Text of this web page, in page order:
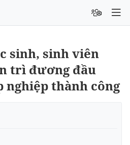
sinh, sinh viên
trì đương đầu
thành công